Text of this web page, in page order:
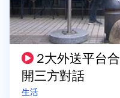
生活
2大外送平台
開三方對話